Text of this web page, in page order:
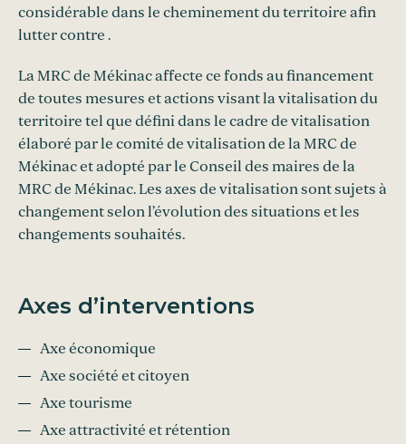
considérable dans le cheminement du territoire afin
lutter contre .
La MRC de Mékinac affecte ce fonds au financement
de toutes mesures et actions visant la vitalisation du
territoire tel que défini dans le cadre de vitalisation
élaboré par le comité de vitalisation de la MRC de
Mékinac et adopté par le Conseil des maires de la
MRC de Mékinac. Les axes de vitalisation sont sujets à
changement selon l’évolution des situations et les
changements souhaités.
Axes d’interventions
Axe économique
Axe société et citoyen
Axe tourisme
Axe attractivité et rétention